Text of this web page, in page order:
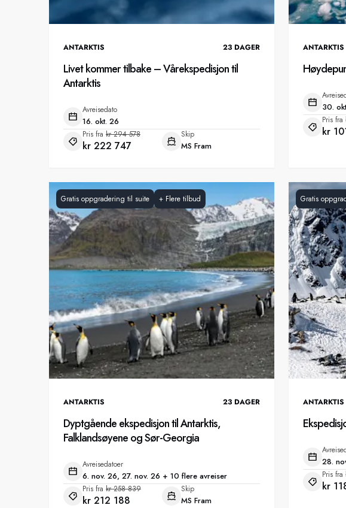
ANTARKTIS 23 DAGER
Livet kommer tilbake – Vårekspedisjon til
Antarktis
Avreisedato
16. okt. 26
Pris fra kr 294 578
kr 222 747
Skip
MS Fram
ANTARKTIS
30.
Pris fra
kr
Gratis oppgradering til suite + Flere tilbud
ANTARKTIS 23 DAGER
Dyptgående ekspedisjon til Antarktis,
Falklandsøyene og Sør-Georgia
Avreisedatoer
6. nov. 26, 27. nov. 26 + 10 flere avreiser
Pris fra kr 258 839
kr 212 188
Skip
MS Fram
Gratis
ANTARKTIS
28.
Pris fra
kr